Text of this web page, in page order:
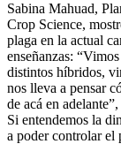
Sabina Mahuad,
Crop Science,
plaga en la actual
enseñanzas:
distintos híbridos,
nos lleva a pensar
de acá en
Si entendemos la
a poder controlar el